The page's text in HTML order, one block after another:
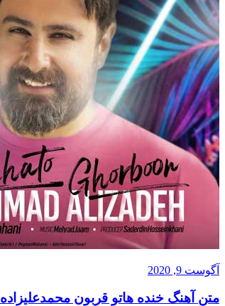
آگوست 9, 2020
متن آهنگ خنده هاتو قربون محمدعلیزاده